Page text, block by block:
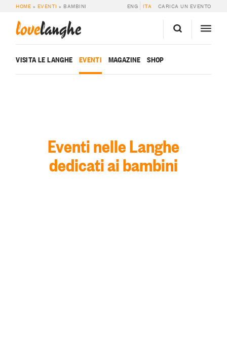
HOME » EVENTI » BAMBINI ENG ITA CARICA UN EVENTO
lovelanghe
VISITA LE LANGHE EVENTI MAGAZINE SHOP
Eventi nelle Langhe
dedicati ai bambini